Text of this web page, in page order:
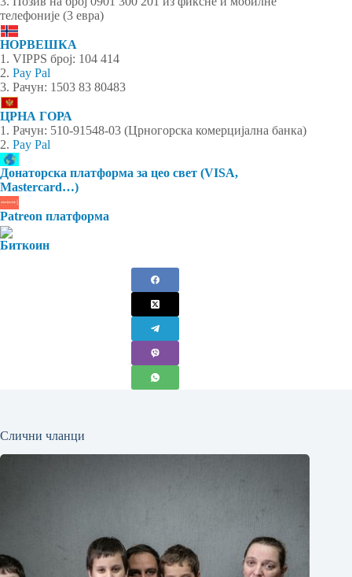
телефоније (3 евра)
НОРВЕШКА
1. VIPPS број: 104 414
2. Pay Pal
3. Рачун: 1503 83 80483
ЦРНА ГОРА
1. Рачун: 510-91548-03 (Црногорска комерцијална банка)
2. Pay Pal
Донаторска платформа за цео свет (VISA,
Mastercard…)
Patreon платформа
Биткоин
Слични чланци